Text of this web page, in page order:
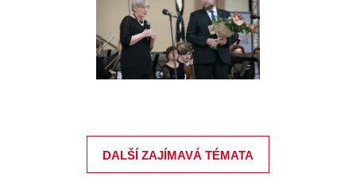
DALŠÍ ZAJÍMAVÁ TÉMATA